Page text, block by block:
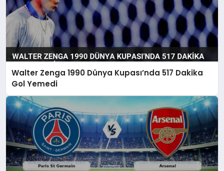
Walter Zenga 1990 Dünya Kupası’nda 517 Dakika
Gol Yemedi